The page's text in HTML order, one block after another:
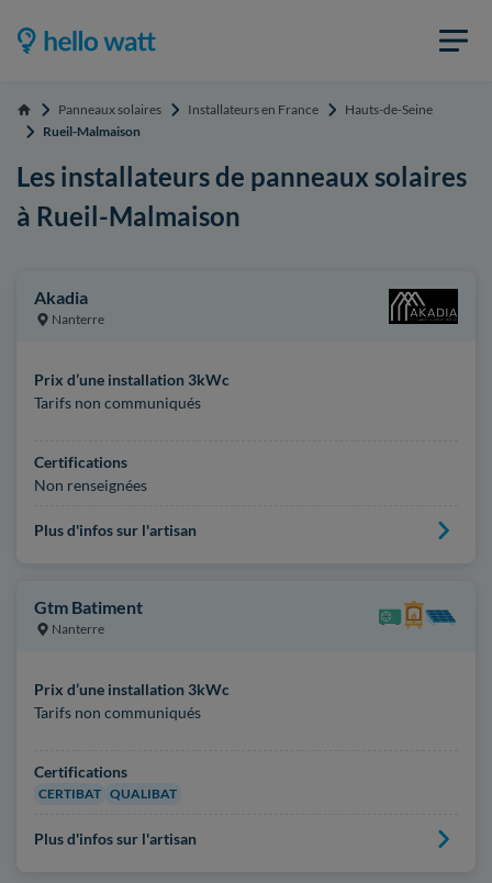
Accueil Panneaux solaires Installateurs en France
Hauts-de-Seine
Rueil-Malmaison
Les installateurs de panneaux solaires
à Rueil-Malmaison
Akadia
Nanterre
Prix d’une installation 3kWc
Tarifs non communiqués
Certifications
Non renseignées
Plus d'infos sur l'artisan
Gtm Batiment
Nanterre
Prix d’une installation 3kWc
Tarifs non communiqués
Certifications
CERTIBAT QUALIBAT
Plus d'infos sur l'artisan